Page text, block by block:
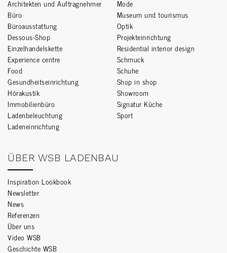
Architekten und Auftragnehmer
Büro
Büroausstattung
Dessous-Shop
Einzelhandelskette
Experience centre
Food
Gesundheitseinrichtung
Hörakustik
Immobilienbüro
Ladenbeleuchtung
Ladeneinrichtung
Mode
Museum und tourismus
Optik
Projekteinrichtung
Residential interior design
Schmuck
Schuhe
Shop in shop
Showroom
Signatur Küche
Sport
ÜBER WSB LADENBAU
Inspiration Lookbook
Newsletter
News
Referenzen
Über uns
Video WSB
Geschichte WSB